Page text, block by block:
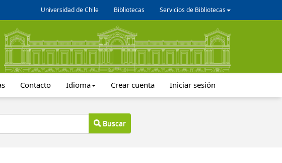
Universidad de Chile Bibliotecas Servicios de Bibliotecas
Contacto Idioma Crear cuenta Iniciar sesión
Buscar